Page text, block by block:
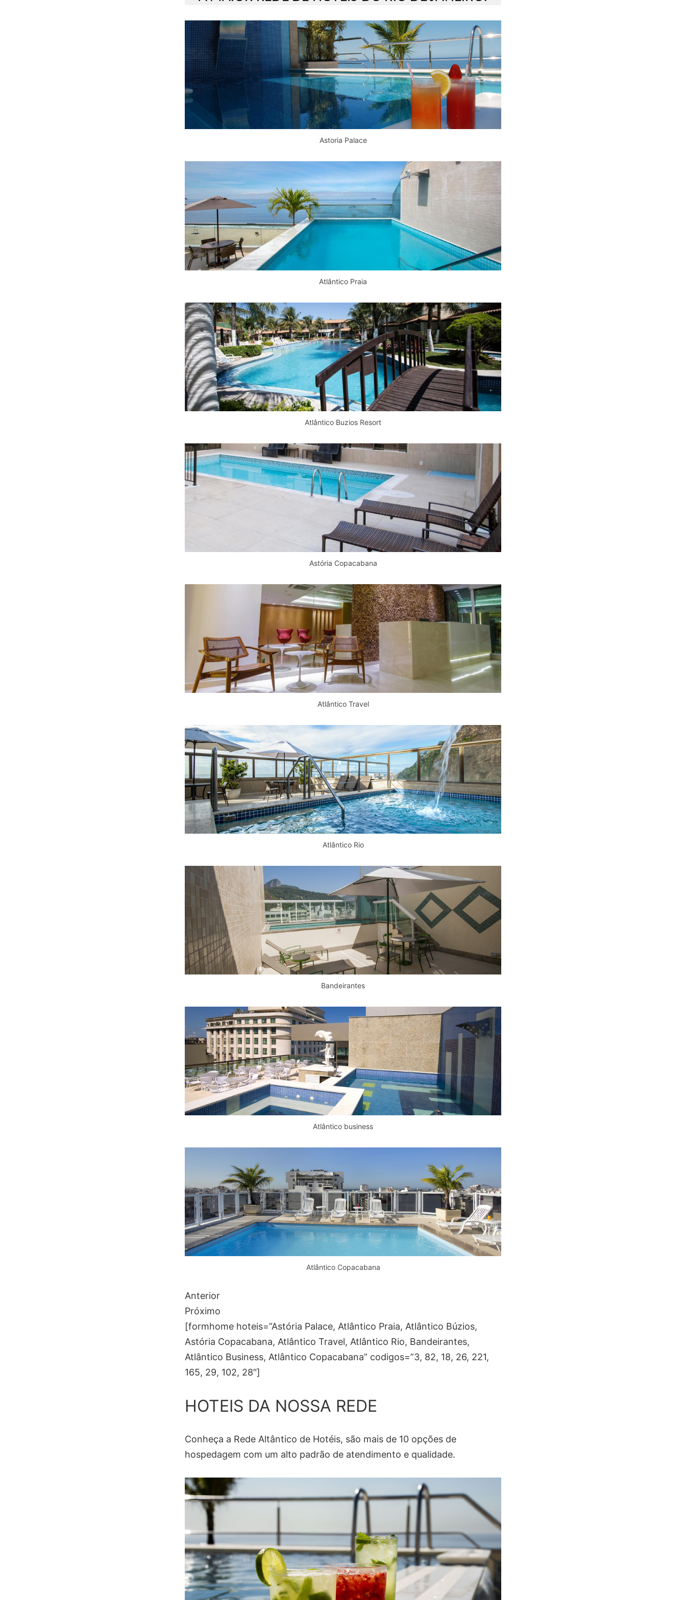
Astoria Palace
Atlântico Praia
Atlântico Buzios Resort
Astória Copacabana
Atlântico Travel
Atlântico Rio
Bandeirantes
Atlântico business
Atlântico Copacabana
Anterior
Próximo
[formhome hoteis=”Astória Palace, Atlântico Praia, Atlântico Búzios,
Astória Copacabana, Atlântico Travel, Atlântico Rio, Bandeirantes,
Atlântico Business, Atlântico Copacabana” codigos=”3, 82, 18, 26, 221,
165, 29, 102, 28″]
HOTEIS DA NOSSA REDE
Conheça a Rede Altântico de Hotéis, são mais de 10 opções de
hospedagem com um alto padrão de atendimento e qualidade.